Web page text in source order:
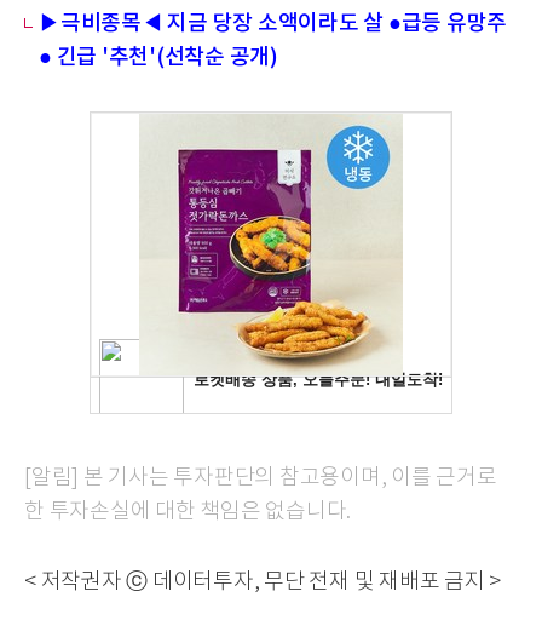
▶극비종목◀ 지금 당장 소액이라도 살 ●급등 유망주
● 긴급 '추천'(선착순 공개)
[알림] 본 기사는 투자판단의 참고용이며, 이를 근거로
한 투자손실에 대한 책임은 없습니다.
< 저작권자 ⓒ 데이터투자, 무단 전재 및 재배포 금지 >